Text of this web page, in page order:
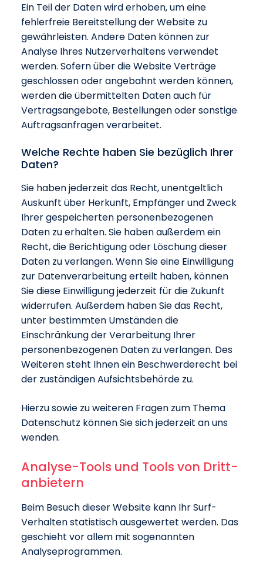
Ein Teil der Daten wird erhoben, um eine
fehlerfreie Bereitstellung der Website zu
gewährleisten. Andere Daten können zur
Analyse Ihres Nutzerverhaltens verwendet
werden. Sofern über die Website Verträge
geschlossen oder angebahnt werden können,
werden die übermittelten Daten auch für
Vertragsangebote, Bestellungen oder sonstige
Auftragsanfragen verarbeitet.
Welche Rechte haben Sie bezüglich Ihrer
Daten?
Sie haben jederzeit das Recht, unentgeltlich
Auskunft über Herkunft, Empfänger und Zweck
Ihrer gespeicherten personenbezogenen
Daten zu erhalten. Sie haben außerdem ein
Recht, die Berichtigung oder Löschung dieser
Daten zu verlangen. Wenn Sie eine Einwilligung
zur Datenverarbeitung erteilt haben, können
Sie diese Einwilligung jederzeit für die Zukunft
widerrufen. Außerdem haben Sie das Recht,
unter bestimmten Umständen die
Einschränkung der Verarbeitung Ihrer
personenbezogenen Daten zu verlangen. Des
Weiteren steht Ihnen ein Beschwerderecht bei
der zuständigen Aufsichtsbehörde zu.
Hierzu sowie zu weiteren Fragen zum Thema
Datenschutz können Sie sich jederzeit an uns
wenden.
Analyse-Tools und Tools von Dritt­
anbietern
Beim Besuch dieser Website kann Ihr Surf-
Verhalten statistisch ausgewertet werden. Das
geschieht vor allem mit sogenannten
Analyseprogrammen.